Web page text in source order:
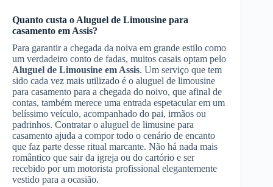
Quanto custa o Aluguel de Limousine para
casamento em Assis?
Para garantir a chegada da noiva em grande estilo como
um verdadeiro conto de fadas, muitos casais optam pelo
Aluguel de Limousine em Assis. Um serviço que tem
sido cada vez mais utilizado é o aluguel de limousine
para casamento para a chegada do noivo, que afinal de
contas, também merece uma entrada espetacular em um
belíssimo veículo, acompanhado do pai, irmãos ou
padrinhos. Contratar o aluguel de limusine para
casamento ajuda a compor todo o cenário de encanto
que faz parte desse ritual marcante. Não há nada mais
romântico que sair da igreja ou do cartório e ser
recebido por um motorista profissional elegantemente
vestido para a ocasião.